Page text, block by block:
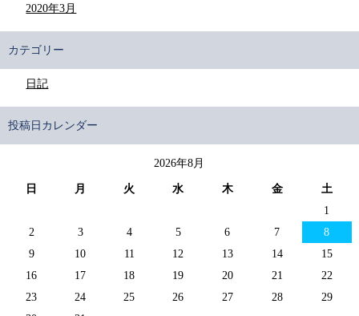
2020年3月
カテゴリー
日記
投稿日カレンダー
2026年8月
日 月 火 水 木 金
土
1
2
3 4 5 6 7
8
9
10 11 12 13 14
15
16
17 18 19 20 21
22
23
24 25 26 27 28
29